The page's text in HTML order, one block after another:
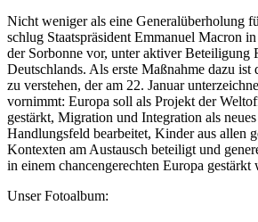
Nicht weniger als eine Generalüberholung
schlug Staatspräsident Emmanuel Macron
der Sorbonne vor, unter aktiver Beteiligung
Deutschlands. Als erste Maßnahme dazu ist
zu verstehen, der am 22. Januar
vornimmt: Europa soll als Projekt der
gestärkt, Migration und Integration als
Handlungsfeld bearbeitet, Kinder aus allen
Kontexten am Austausch beteiligt und
in einem chancengerechten Europa gestärkt
Unser Fotoalbum: